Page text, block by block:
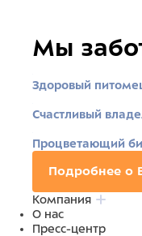
Мы
Здоровый
Счастливый
Процветающий
Подробнее о
Компания
О нас
Пресс-центр